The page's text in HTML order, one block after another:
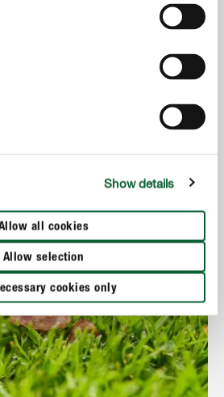
Show details
all cookies
Allow selection
cookies only